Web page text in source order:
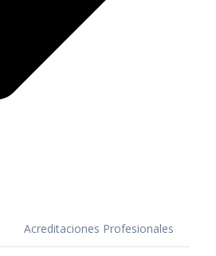
Acreditaciones Profesionales